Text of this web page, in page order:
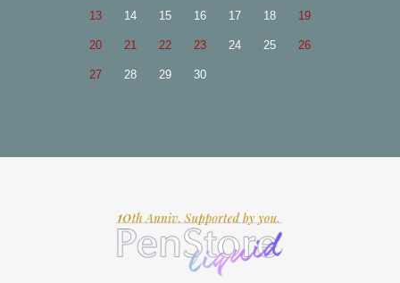
13 14 15 16 17 18 19
20 21 22 23 24 25 26
27 28 29 30